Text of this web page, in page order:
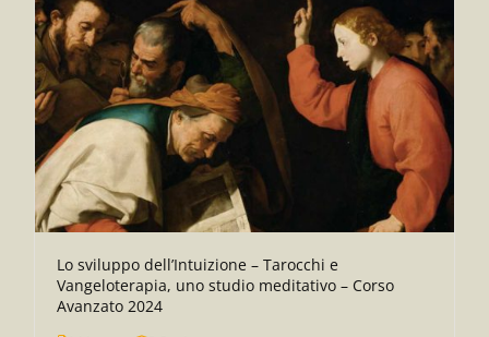
Lo sviluppo dell’Intuizione – Tarocchi e
Vangeloterapia, uno studio meditativo – Corso
Avanzato 2024